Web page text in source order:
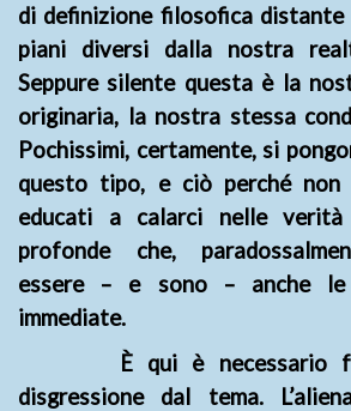
di definizione filosofica
piani diversi dalla nostra
Seppure silente questa è la
originaria, la nostra stessa
Pochissimi, certamente, si
questo tipo, e ciò perché
educati a calarci nelle verità
profonde che,
essere – e sono – anche
immediate.
È qui è necessario
disgressione dal tema.